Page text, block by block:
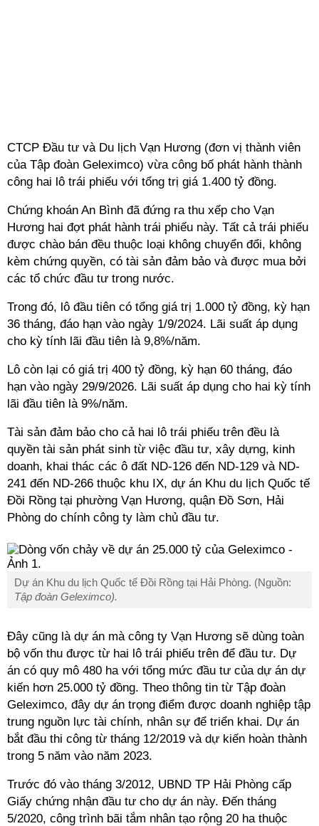
CTCP Đầu tư và Du lịch Vạn Hương (đơn vị thành viên
của Tập đoàn Geleximco) vừa công bố phát hành thành
công hai lô trái phiếu với tổng trị giá 1.400 tỷ đồng.
Chứng khoán An Bình đã đứng ra thu xếp cho Vạn
Hương hai đợt phát hành trái phiếu này. Tất cả trái phiếu
được chào bán đều thuộc loại không chuyển đổi, không
kèm chứng quyền, có tài sản đảm bảo và được mua bởi
các tổ chức đầu tư trong nước.
Trong đó, lô đầu tiên có tổng giá trị 1.000 tỷ đồng, kỳ hạn
36 tháng, đáo hạn vào ngày 1/9/2024. Lãi suất áp dụng
cho kỳ tính lãi đầu tiên là 9,8%/năm.
Lô còn lại có giá trị 400 tỷ đồng, kỳ hạn 60 tháng, đáo
hạn vào ngày 29/9/2026. Lãi suất áp dụng cho hai kỳ tính
lãi đầu tiên là 9%/năm.
Tài sản đảm bảo cho cả hai lô trái phiếu trên đều là
quyền tài sản phát sinh từ việc đầu tư, xây dựng, kinh
doanh, khai thác các ô đất ND-126 đến ND-129 và ND-
241 đến ND-266 thuộc khu IX, dự án Khu du lịch Quốc tế
Đồi Rồng tại phường Vạn Hương, quận Đồ Sơn, Hải
Phòng do chính công ty làm chủ đầu tư.
Dự án Khu du lịch Quốc tế Đồi Rồng tại Hải Phòng. (Nguồn:
Tập đoàn Geleximco).
Đây cũng là dự án mà công ty Vạn Hương sẽ dùng toàn
bộ vốn thu được từ hai lô trái phiếu trên để đầu tư. Dự
án có quy mô 480 ha với tổng mức đầu tư của dự án dự
kiến hơn 25.000 tỷ đồng. Theo thông tin từ Tập đoàn
Geleximco, đây dự án trọng điểm được doanh nghiệp tập
trung nguồn lực tài chính, nhân sự để triển khai. Dự án
bắt đầu thi công từ tháng 12/2019 và dự kiến hoàn thành
trong 5 năm vào năm 2023.
Trước đó vào tháng 3/2012, UBND TP Hải Phòng cấp
Giấy chứng nhận đầu tư cho dự án này. Đến tháng
5/2020, công trình bãi tắm nhân tạo rộng 20 ha thuộc